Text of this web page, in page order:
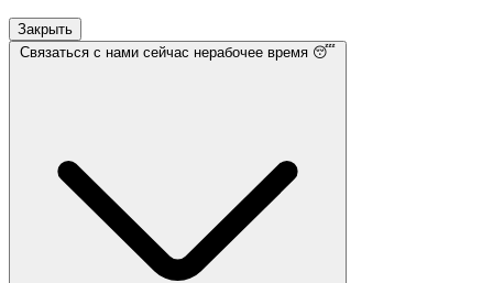
Закрыть
Связаться с нами сейчас нерабочее время 😴